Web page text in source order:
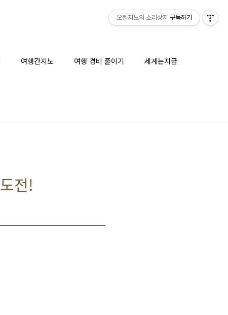
여행간지노 여행 경비 줄이기 세계는지금
전!
오렌지노의 소리상자 구독하기